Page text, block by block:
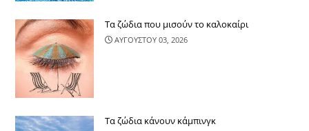
Τα ζώδια που μισούν το καλοκαίρι
ΑΥΓΟΥΣΤΟΥ 03, 2026
Τα ζώδια κάνουν κάμπινγκ